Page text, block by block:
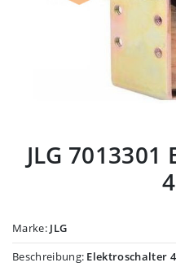
JLG
Marke: JLG
Beschreibung: Elektroschalter